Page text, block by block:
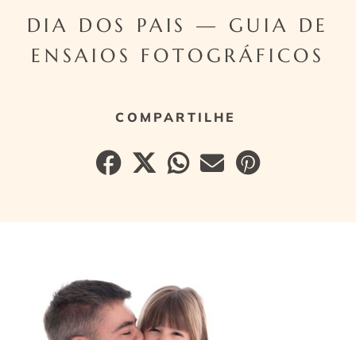
DIA DOS PAIS — GUIA DE
ENSAIOS FOTOGRÁFICOS